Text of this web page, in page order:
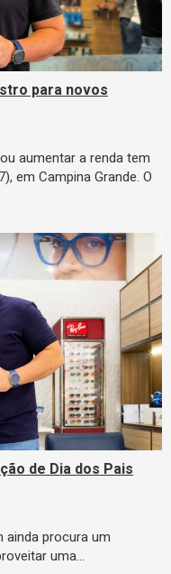
para novos
aumentar a renda tem
em Campina Grande. O
de Dia dos Pais
ainda procura um
uma…